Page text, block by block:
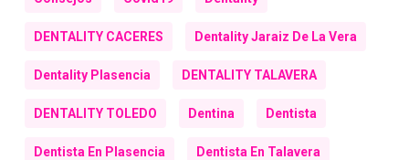
DENTALITY CACERES Dentality Jaraiz De La Vera
Dentality Plasencia DENTALITY TALAVERA
DENTALITY TOLEDO Dentina Dentista
Dentista En Plasencia Dentista En Talavera